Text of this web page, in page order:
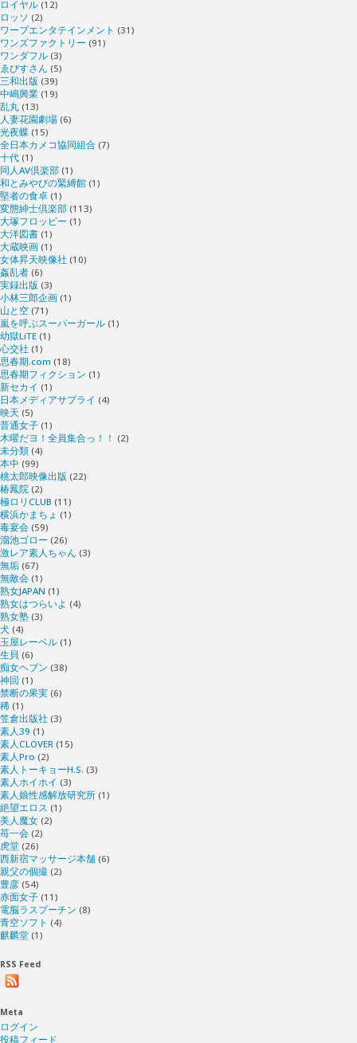
ロイヤル (12)
ロッソ (2)
ワープエンタテインメント (31)
ワンズファクトリー (91)
ワンダフル (3)
ゑびすさん (5)
三和出版 (39)
中嶋興業 (19)
乱丸 (13)
人妻花園劇場 (6)
光夜蝶 (15)
全日本カメコ協同組合 (7)
十代 (1)
同人AV倶楽部 (1)
和とみやびの緊縛館 (1)
堅者の食卓 (1)
変態紳士倶楽部 (113)
大塚フロッピー (1)
大洋図書 (1)
大蔵映画 (1)
女体昇天映像社 (10)
姦乱者 (6)
実録出版 (3)
小林三郎企画 (1)
山と空 (71)
嵐を呼ぶスーパーガール (1)
幼獄LiTE (1)
心交社 (1)
思春期.com (18)
思春期フィクション (1)
新セカイ (1)
日本メディアサプライ (4)
映天 (5)
普通女子 (1)
木曜だヨ！全員集合っ！！ (2)
未分類 (4)
本中 (99)
桃太郎映像出版 (22)
椿鳳院 (2)
極ロリCLUB (11)
横浜かまちょ (1)
毒宴会 (59)
溜池ゴロー (26)
激レア素人ちゃん (3)
無垢 (67)
無敵会 (1)
熟女JAPAN (1)
熟女はつらいよ (4)
熟女塾 (3)
犬 (4)
玉屋レーベル (1)
生貝 (6)
痴女ヘブン (38)
神回 (1)
禁断の果実 (6)
稀 (1)
笠倉出版社 (3)
素人39 (1)
素人CLOVER (15)
素人Pro (2)
素人トーキョーH.S. (3)
素人ホイホイ (3)
素人娘性感解放研究所 (1)
絶望エロス (1)
美人魔女 (2)
苺一会 (2)
虎堂 (26)
西新宿マッサージ本舗 (6)
親父の個撮 (2)
豊彦 (54)
赤面女子 (11)
電脳ラスプーチン (8)
青空ソフト (4)
麒麟堂 (1)
RSS Feed
Meta
ログイン
投稿フィード